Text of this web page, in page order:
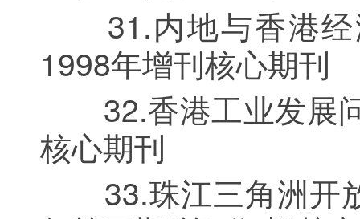
31.内地与香港经
1998年增刊核心期刊
32.香港工业发展问
核心期刊
33.珠江三角洲开